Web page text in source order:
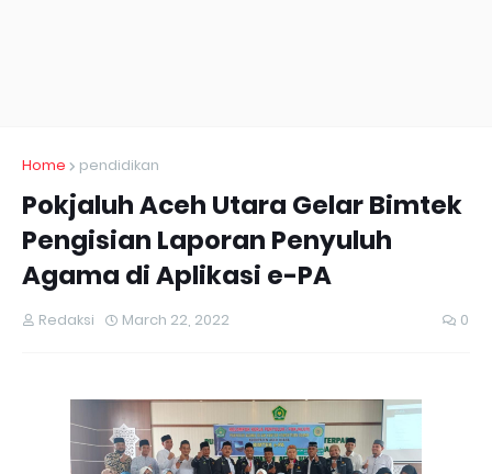
Home pendidikan
Pokjaluh Aceh Utara Gelar Bimtek
Pengisian Laporan Penyuluh
Agama di Aplikasi e-PA
Redaksi March 22, 2022 0